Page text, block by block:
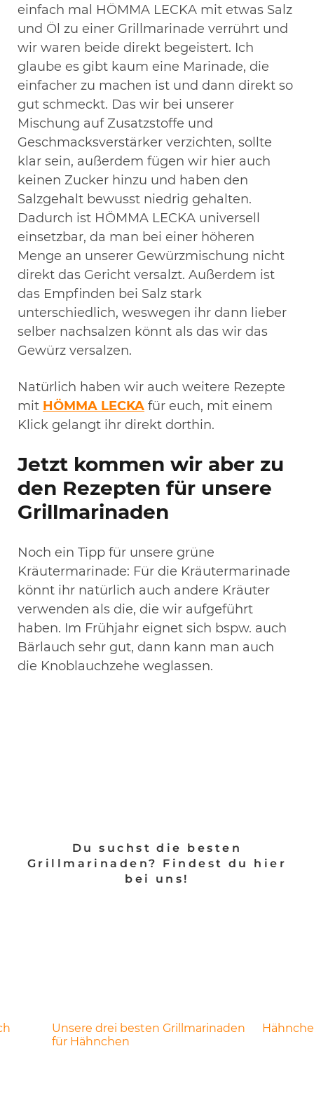
einfach mal HÖMMA LECKA mit etwas Salz
und Öl zu einer Grillmarinade verrührt und
wir waren beide direkt begeistert. Ich
glaube es gibt kaum eine Marinade, die
einfacher zu machen ist und dann direkt so
gut schmeckt. Das wir bei unserer
Mischung auf Zusatzstoffe und
Geschmacksverstärker verzichten, sollte
klar sein, außerdem fügen wir hier auch
keinen Zucker hinzu und haben den
Salzgehalt bewusst niedrig gehalten.
Dadurch ist HÖMMA LECKA universell
einsetzbar, da man bei einer höheren
Menge an unserer Gewürzmischung nicht
direkt das Gericht versalzt. Außerdem ist
das Empfinden bei Salz stark
unterschiedlich, weswegen ihr dann lieber
selber nachsalzen könnt als das wir das
Gewürz versalzen.
Natürlich haben wir auch weitere Rezepte
mit HÖMMA LECKA für euch, mit einem
Klick gelangt ihr direkt dorthin.
Jetzt kommen wir aber zu
den Rezepten für unsere
Grillmarinaden
Noch ein Tipp für unsere grüne
Kräutermarinade: Für die Kräutermarinade
könnt ihr natürlich auch andere Kräuter
verwenden als die, die wir aufgeführt
haben. Im Frühjahr eignet sich bspw. auch
Bärlauch sehr gut, dann kann man auch
die Knoblauchzehe weglassen.
Du suchst die besten
Grillmarinaden? Findest du hier
bei uns!
Unsere drei besten Grillmarinaden
für Hähnchen